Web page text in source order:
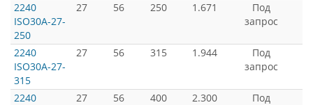
2240
ISO30A-27-
250
27 56 250 1.671
Под
запрос
2240
ISO30A-27-
315
27 56 315 1.944
Под
запрос
2240
27 56 400 2.300
Под